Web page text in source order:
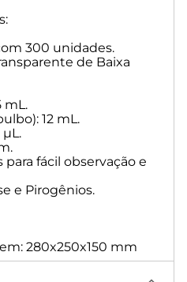
300 unidades.
de Baixa
mL.
12 mL.
µL.
para fácil observação e
e Pirogênios.
280x250x150 mm